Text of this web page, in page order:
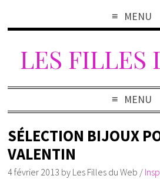
MENU
LES FILLES
MENU
SÉLECTION BIJOUX
VALENTIN
4 février 2013 by Les Filles du Web /